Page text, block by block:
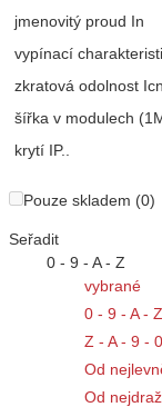
jmenovitý proud In
vypínací
zkratová odolnost Icn
šířka v modulech
krytí IP..
Pouze skladem (0)
Seřadit
0 - 9 - A - Z
vybrané
0 - 9 - A - Z
Z - A - 9 - 0
Od
Od